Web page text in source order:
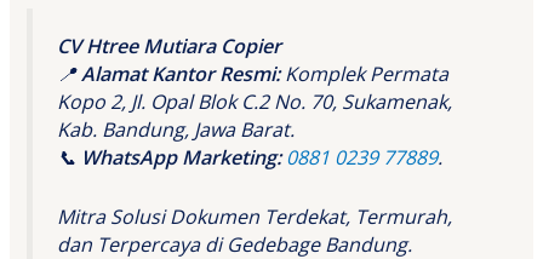
CV Htree Mutiara Copier
📍Alamat Kantor Resmi:Komplek Permata
Kopo 2, Jl. Opal Blok C.2 No. 70, Sukamenak,
Kab. Bandung, Jawa Barat.
📞 WhatsApp Marketing: 0881 0239 77889.
Mitra Solusi Dokumen Terdekat, Termurah,
dan Terpercaya di Gedebage Bandung.